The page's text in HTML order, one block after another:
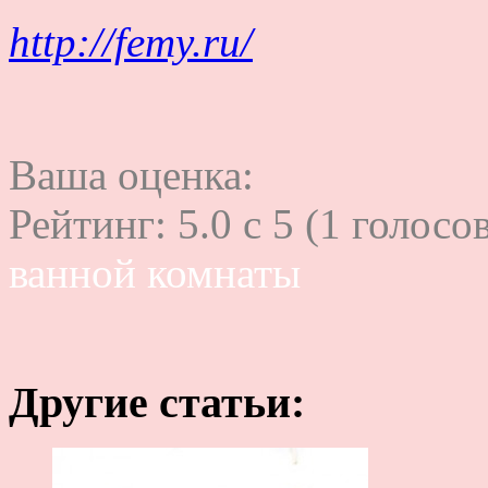
http://femy.ru/
Ваша оценка:
Рейтинг: 5.0 c 5 (1
ванной комнаты
Другие статьи: